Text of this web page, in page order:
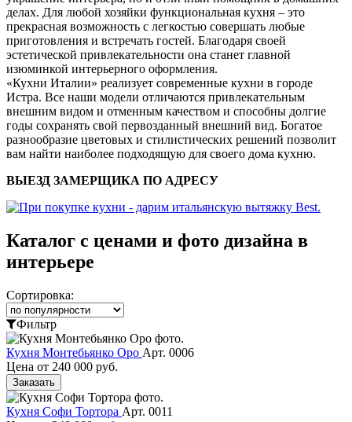
делах. Для любой хозяйки функциональная кухня – это
прекрасная возможность с легкостью совершать любые
приготовления и встречать гостей. Благодаря своей
эстетической привлекательности она станет главной
изюминкой интерьерного оформления.
«Кухни Италии» реализует современные кухни в городе
Истра. Все наши модели отличаются привлекательным
внешним видом и отменным качеством и способны долгие
годы сохранять свой первозданный внешний вид. Богатое
разнообразие цветовых и стилистических решений позволит
вам найти наиболее подходящую для своего дома кухню.
ВЫЕЗД ЗАМЕРЩИКА ПО АДРЕСУ
Каталог с ценами и фото дизайна в
интерьере
Сортировка:
Фильтр
Кухня Монтебьянко Оро Арт. 0006
Цена от 240 000 руб.
Заказать
Кухня Софи Тортора Арт. 0011